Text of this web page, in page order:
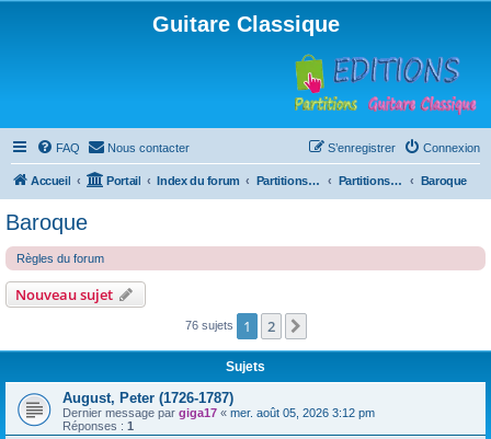
Guitare Classique
FAQ Nous contacter Connexion
S’enregistrer
Accueil Portail Index du forum Partitions pour guitare en libre téléchargement Partitions classées par compositeur Baroque
Baroque
Règles du forum
Nouveau sujet
76 sujets 1 2
Sujets
August, Peter (1726-1787)
Dernier message par giga17 « mer. août 05, 2026 3:12 pm
Réponses : 1